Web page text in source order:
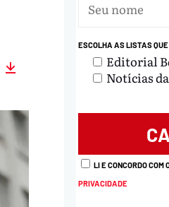
ESCOLHA AS LISTAS
Editorial
Notícias
LI E CONCORDO COM
PRIVACIDADE